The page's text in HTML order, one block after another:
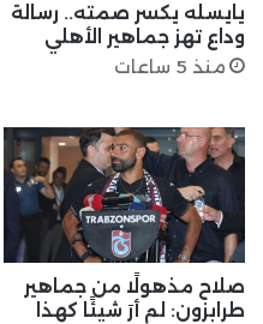
يايسله يكسر صمته.. رسالة
وداع تهز جماهير الأهلي
منذ 5 ساعات
صلاح مذهولًا من جماهير
طرابزون: لم أرَ شيئًا كهذا